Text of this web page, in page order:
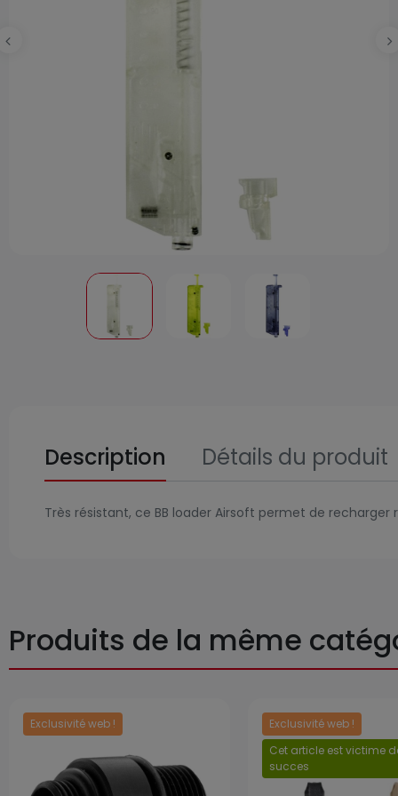
Description Détails du produit
Très résistant, ce BB loader Airsoft permet de
Produits de la même
Exclusivité web !
Exclusivité web !
Cet article est victime
succes